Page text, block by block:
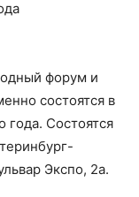
форум и
состоятся в
года. Состоятся
Экспо, 2а.